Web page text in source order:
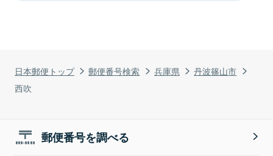
日本郵便トップ 郵便番号検索 兵庫県
丹波篠山市
西吹
郵便番号を調べる